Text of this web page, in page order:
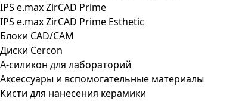
IPS e.max ZirCAD Prime
IPS e.max ZirCAD Prime Esthetic
Блоки CAD/CAM
Диски Cercon
А-силикон для лабораторий
Аксессуары и вспомогательные материалы
Кисти для нанесения керамики